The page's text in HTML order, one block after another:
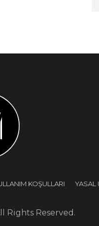
KOŞULLARI YASAL
Rights Reserved.